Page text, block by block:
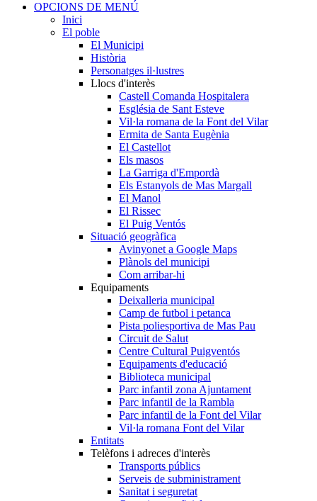
OPCIONS DE MENÚ
Inici
El poble
El Municipi
Història
Personatges il·lustres
Llocs d'interès
Castell Comanda Hospitalera
Església de Sant Esteve
Vil·la romana de la Font del Vilar
Ermita de Santa Eugènia
El Castellot
Els masos
La Garriga d'Empordà
Els Estanyols de Mas Margall
El Manol
El Rissec
El Puig Ventós
Situació geogràfica
Avinyonet a Google Maps
Plànols del municipi
Com arribar-hi
Equipaments
Deixalleria municipal
Camp de futbol i petanca
Pista poliesportiva de Mas Pau
Circuit de Salut
Centre Cultural Puigventós
Equipaments d'educació
Biblioteca municipal
Parc infantil zona Ajuntament
Parc infantil de la Rambla
Parc infantil de la Font del Vilar
Vil·la romana Font del Vilar
Entitats
Telèfons i adreces d'interès
Transports públics
Serveis de subministrament
Sanitat i seguretat